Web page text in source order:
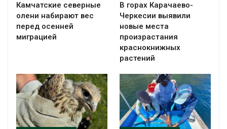
Камчатские северные
олени набирают вес
перед осенней
миграцией
В горах Карачаево-
Черкесии выявили
новые места
произрастания
краснокнижных
растений